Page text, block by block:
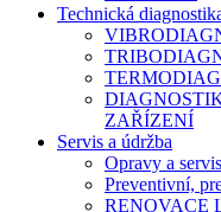
Technická
ZAŘÍZENÍ
Servis a údržba
Opravy a
Preventivní,
RENOVACE